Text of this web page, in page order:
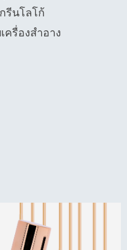
สกรีนโลโก้
เครื่องสำอาง